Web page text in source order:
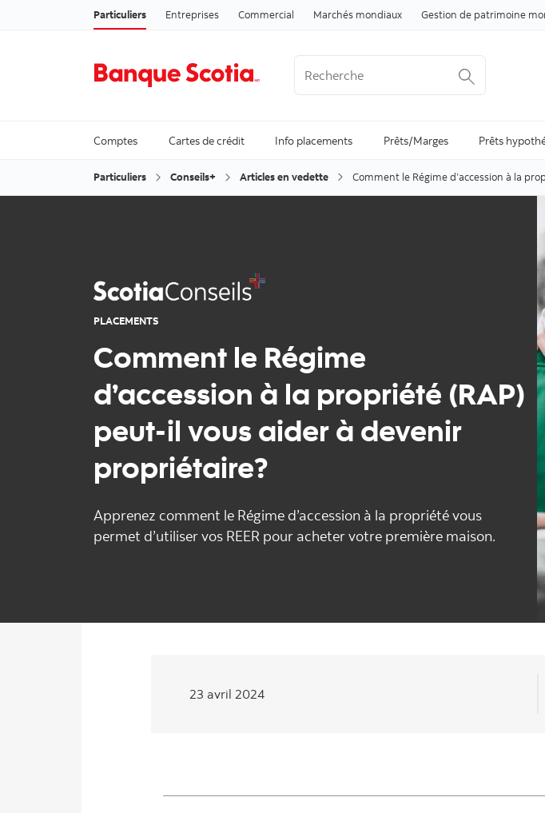
Passer au
Particuliers Entreprises Commercial Marchés mondiaux Gestion de patrimoine
Comptes Cartes de crédit Info placements Prêts/Marges Prêts
Particuliers Conseils+ Articles en vedette Comment le Régime d’accession à la
PLACEMENTS
Comment le Régime
d’accession à la propriété (RAP)
peut-il vous aider à devenir
propriétaire?
Apprenez comment le Régime d’accession à la propriété vous
permet d’utiliser vos REER pour acheter votre première maison.
23 avril 2024